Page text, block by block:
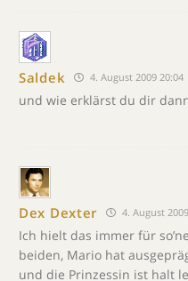
Saldek 4. August 2009 20:04
und wie erklärst du dir
Dex Dexter 4. August
Ich hielt das immer für
beiden, Mario hat
und die Prinzessin ist halt